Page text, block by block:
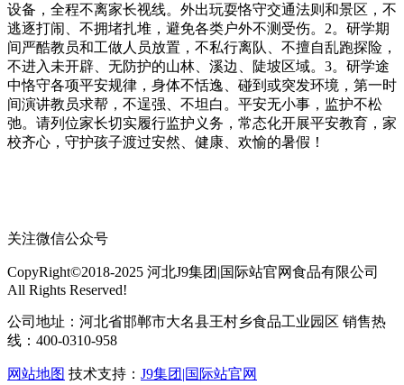
设备，全程不离家长视线。外出玩耍恪守交通法则和景区，不
逃逐打闹、不拥堵扎堆，避免各类户外不测受伤。2。研学期
间严酷教员和工做人员放置，不私行离队、不擅自乱跑探险，
不进入未开辟、无防护的山林、溪边、陡坡区域。3。研学途
中恪守各项平安规律，身体不恬逸、碰到或突发环境，第一时
间演讲教员求帮，不逞强、不坦白。平安无小事，监护不松
弛。请列位家长切实履行监护义务，常态化开展平安教育，家
校齐心，守护孩子渡过安然、健康、欢愉的暑假！
关注微信公众号
CopyRight©2018-2025 河北J9集团|国际站官网食品有限公司
All Rights Reserved!
公司地址：河北省邯郸市大名县王村乡食品工业园区 销售热
线：400-0310-958
网站地图 技术支持： J9集团|国际站官网